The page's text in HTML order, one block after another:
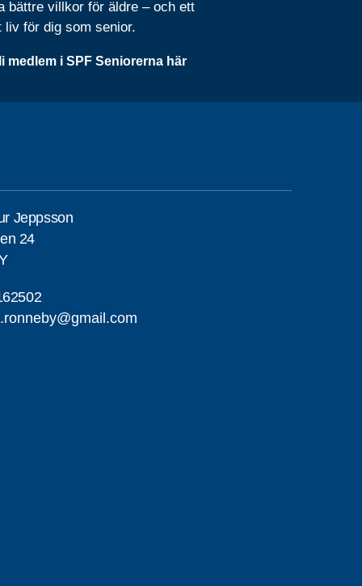
bättre villkor för äldre – och ett
liv för dig som senior.
medlem i SPF Seniorerna här
Jeppsson
24